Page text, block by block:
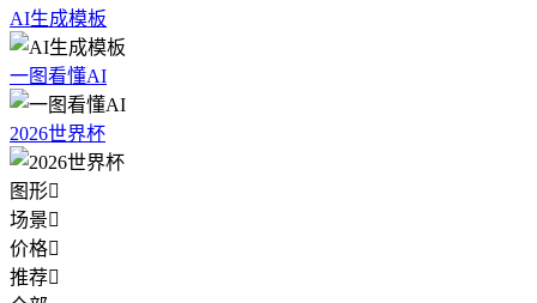
AI生成模板
一图看懂AI
2026世界杯
图形
场景
价格
推荐